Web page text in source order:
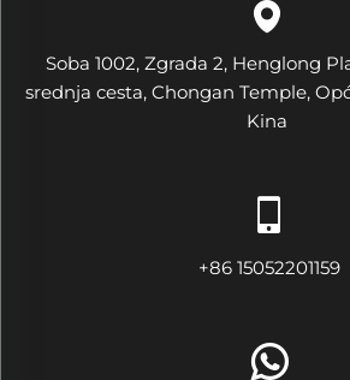
Soba 1002, Zgrada 2, Henglong
srednja cesta, Chongan Temple,
Kina
+86 15052201159